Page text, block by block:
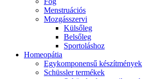
Menstruációs
Mozgásszervi
Külsőleg
Belsőleg
Sportoláshoz
Homeopátia
Egykomponensű készítmények
Schüssler termékek